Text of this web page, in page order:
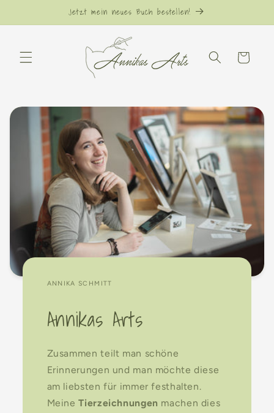
Inhalt
Jetzt mein neues Buch bestellen!
Warenkorb
ANNIKA SCHMITT
Annikas Arts
Zusammen teilt man schöne
Erinnerungen und man möchte diese
am liebsten für immer festhalten.
MeineTierzeichnungen machen dies